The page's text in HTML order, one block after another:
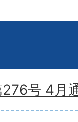
号 4月